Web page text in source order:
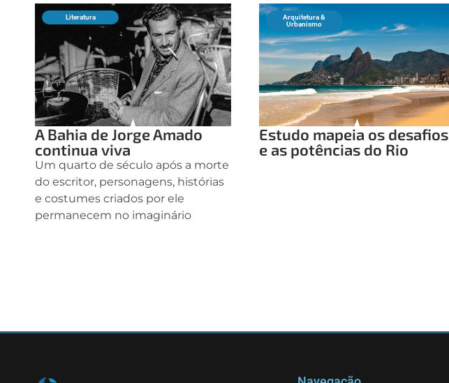
Literatura
A Bahia de Jorge Amado
continua viva
Um quarto de século após a morte
do escritor, personagens, histórias
e costumes criados por ele
permanecem no imaginário
Arquitetura &
Urbanismo
Estudo mapeia os desafios
e as potências do Rio